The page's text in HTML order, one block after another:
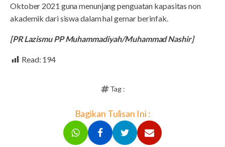
Oktober 2021 guna menunjang penguatan kapasitas non
akademik dari siswa dalam hal gemar berinfak.
[PR Lazismu PP Muhammadiyah/Muhammad Nashir]
Read: 194
Tag :
Bagikan Tulisan Ini :